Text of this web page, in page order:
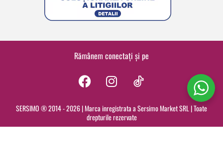
Rămânem conectați și pe
F
c
e
b
I
s
t
a
SERSIMO ® 2014 - 2026 | Marca inregistrata a Sersimo Market SRL | Toate
drepturile rezervate